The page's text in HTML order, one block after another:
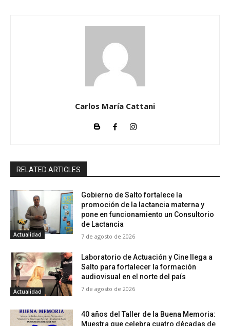
Carlos María Cattani
RELATED ARTICLES
Actualidad
Gobierno de Salto fortalece la
promoción de la lactancia materna y
pone en funcionamiento un Consultorio
de Lactancia
7 de agosto de 2026
Actualidad
Laboratorio de Actuación y Cine llega a
Salto para fortalecer la formación
audiovisual en el norte del país
7 de agosto de 2026
40 años del Taller de la Buena Memoria:
Muestra que celebra cuatro décadas de